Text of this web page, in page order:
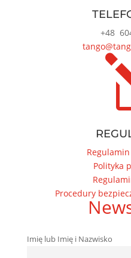
+48
Regulamin
Polityka
Procedury
Imię lub Imię i Nazwisko